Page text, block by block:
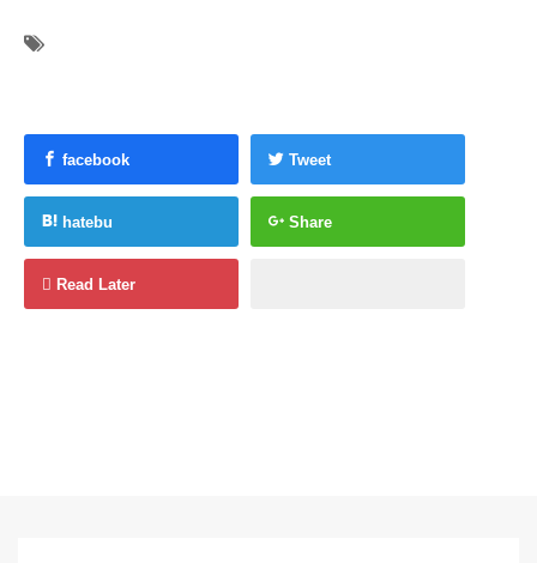
facebook Tweet
hatebu Share
Read Later